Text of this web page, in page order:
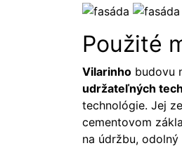
Použité
Vilarinho budovu
udržateľných
technológie. Jej
cementovom
na údržbu,